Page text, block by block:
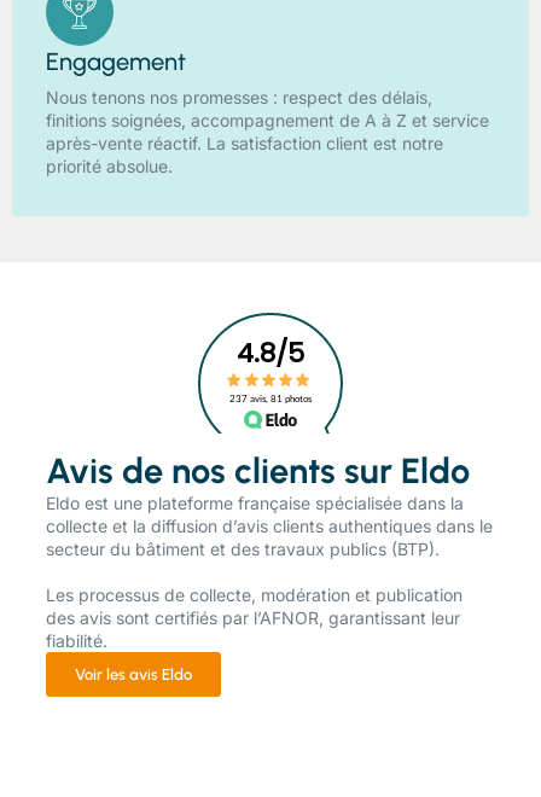
Engagement
Nous tenons nos promesses : respect des délais,
finitions soignées, accompagnement de A à Z et service
après-vente réactif. La satisfaction client est notre
priorité absolue.
Avis de nos clients sur Eldo
​Eldo est une plateforme française spécialisée dans la
collecte et la diffusion d’avis clients authentiques dans le
secteur du bâtiment et des travaux publics (BTP).
Les processus de collecte, modération et publication
des avis sont certifiés par l’AFNOR, garantissant leur
fiabilité.
Voir les avis Eldo